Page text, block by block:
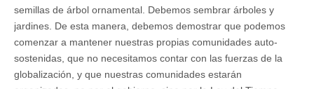
semillas de árbol ornamental. Debemos sembrar árboles y
jardines. De esta manera, debemos demostrar que podemos
comenzar a mantener nuestras propias comunidades auto-
sostenidas, que no necesitamos contar con las fuerzas de la
globalización, y que nuestras comunidades estarán